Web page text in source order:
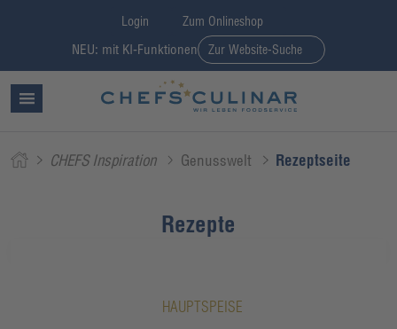
Login Zum Onlineshop
NEU: mit KI-Funktionen Zur Website-Suche
CHEFS Inspiration Genusswelt Rezeptseite
Rezepte
HAUPTSPEISE